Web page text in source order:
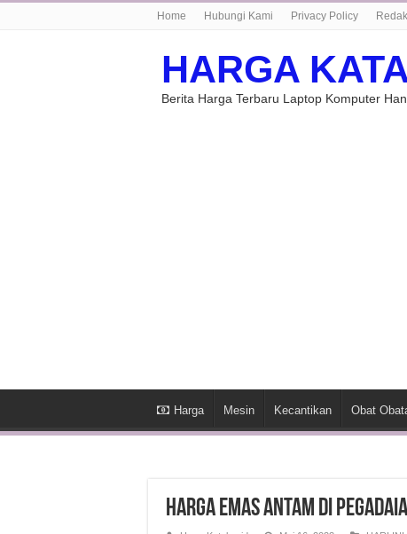
Home Hubungi Kami Privacy Policy
HARGA
Berita Harga Terbaru Laptop Komputer
Harga Mesin Kecantikan Obat
Harga Emas Antam Di